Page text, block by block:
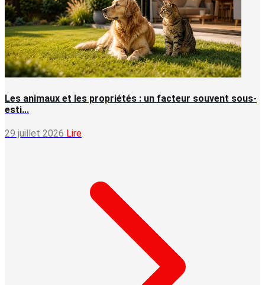
Les animaux et les propriétés : un facteur souvent sous-
esti...
29 juillet 2026 Lire